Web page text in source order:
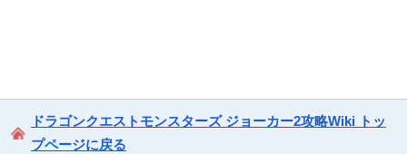
ドラゴンクエストモンスターズ ジョーカー2攻略Wiki トッ
プページに戻る